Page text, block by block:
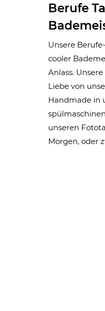
Berufe
Unsere
cooler
Anlass.
Liebe von
Handmade in
unseren
Morgen, oder